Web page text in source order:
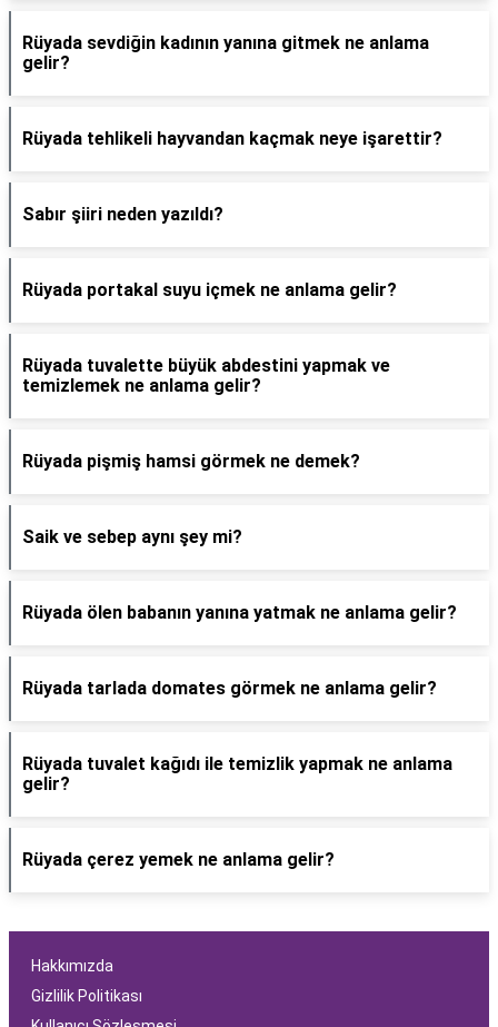
Rüyada sevdiğin kadının yanına gitmek ne anlama
gelir?
Rüyada tehlikeli hayvandan kaçmak neye işarettir?
Sabır şiiri neden yazıldı?
Rüyada portakal suyu içmek ne anlama gelir?
Rüyada tuvalette büyük abdestini yapmak ve
temizlemek ne anlama gelir?
Rüyada pişmiş hamsi görmek ne demek?
Saik ve sebep aynı şey mi?
Rüyada ölen babanın yanına yatmak ne anlama gelir?
Rüyada tarlada domates görmek ne anlama gelir?
Rüyada tuvalet kağıdı ile temizlik yapmak ne anlama
gelir?
Rüyada çerez yemek ne anlama gelir?
Hakkımızda
Gizlilik Politikası